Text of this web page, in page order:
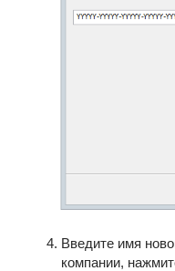
Введите имя
компании,